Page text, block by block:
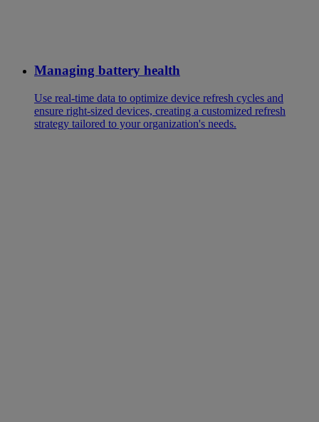
Managing battery health
Use real-time data to optimize device refresh cycles and
ensure right-sized devices, creating a customized refresh
strategy tailored to your organization's needs.